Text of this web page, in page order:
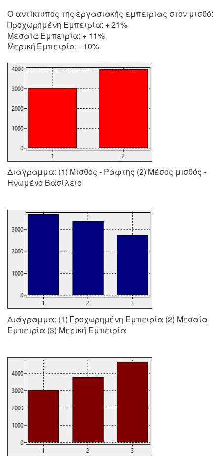
Ο αντίκτυπος της εργασιακής εμπειρίας στον μισθό:
Προχωρημένη Εμπειρία: + 21%
Μεσαία Εμπειρία: + 11%
Μερική Εμπειρία: - 10%
Διάγραμμα: (1) Μισθός - Ράφτης (2) Μέσος μισθός -
Ηνωμένο Βασίλειο
Διάγραμμα: (1) Προχωρημένη Εμπειρία (2) Μεσαία
Εμπειρία (3) Μερική Εμπειρία